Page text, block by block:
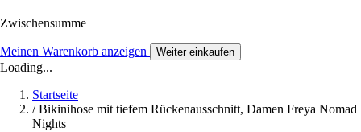
Zwischensumme
Meinen Warenkorb anzeigen Weiter einkaufen
Loading...
Startseite
/ Bikinihose mit tiefem Rückenausschnitt, Damen Freya Nomad
Nights